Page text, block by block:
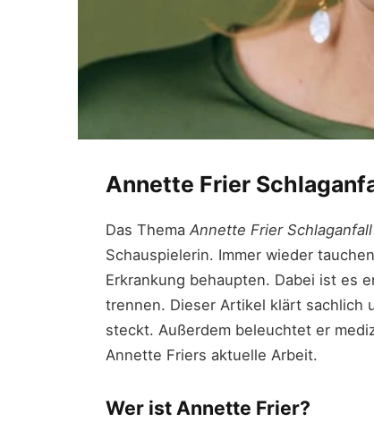
Annette Frier
Das Thema Annette Frier Schlaganfall
Schauspielerin. Immer wieder
Erkrankung behaupten. Dabei ist es
trennen. Dieser Artikel klärt sachlich
steckt. Außerdem beleuchtet er
Annette Friers aktuelle Arbeit.
Wer ist Annette Frier?